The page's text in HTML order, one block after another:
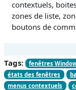
contextuels,
zones de liste,
boutons de
Tags: fenêtres
états des fenêtres
menus contextuels